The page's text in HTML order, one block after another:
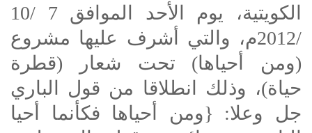
الكويتية، يوم الأحد الموافق 7 /10
/2012م، والتي أشرف عليها مشروع
(ومن أحياها) تحت شعار (قطرة
حياة)، وذلك انطلاقا من قول الباري
جل وعلا: {ومن أحياها فكأنما أحيا